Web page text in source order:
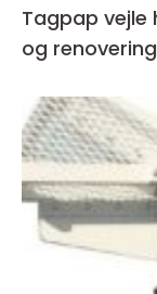
Tagpap vejle holdbar løsning til både nyt tag
og renovering